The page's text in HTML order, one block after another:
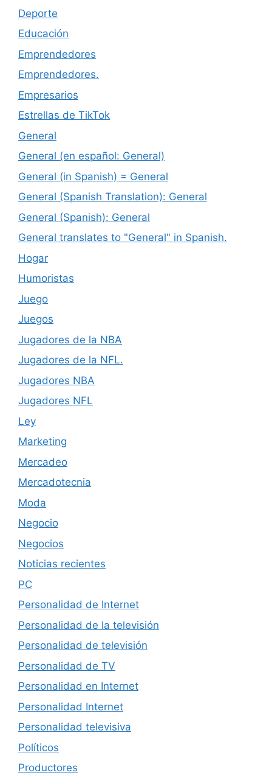
Deporte
Educación
Emprendedores
Emprendedores.
Empresarios
Estrellas de TikTok
General
General (en español: General)
General (in Spanish) = General
General (Spanish Translation): General
General (Spanish): General
General translates to "General" in Spanish.
Hogar
Humoristas
Juego
Juegos
Jugadores de la NBA
Jugadores de la NFL.
Jugadores NBA
Jugadores NFL
Ley
Marketing
Mercadeo
Mercadotecnia
Moda
Negocio
Negocios
Noticias recientes
PC
Personalidad de Internet
Personalidad de la televisión
Personalidad de televisión
Personalidad de TV
Personalidad en Internet
Personalidad Internet
Personalidad televisiva
Políticos
Productores